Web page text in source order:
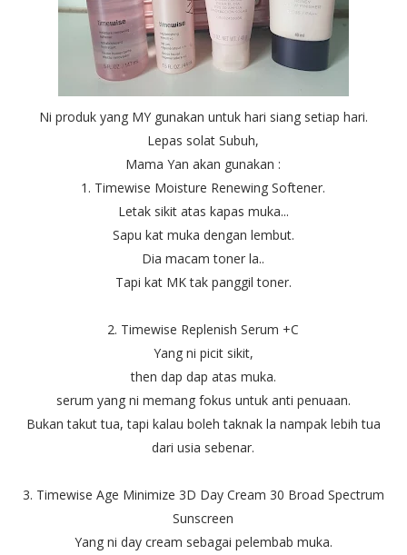
Ni produk yang MY gunakan untuk hari siang setiap hari.
Lepas solat Subuh,
Mama Yan akan gunakan :
1. Timewise Moisture Renewing Softener.
Letak sikit atas kapas muka...
Sapu kat muka dengan lembut.
Dia macam toner la..
Tapi kat MK tak panggil toner.
2. Timewise Replenish Serum +C
Yang ni picit sikit,
then dap dap atas muka.
serum yang ni memang fokus untuk anti penuaan.
Bukan takut tua, tapi kalau boleh taknak la nampak lebih tua
dari usia sebenar.
3. Timewise Age Minimize 3D Day Cream 30 Broad Spectrum
Sunscreen
Yang ni day cream sebagai pelembab muka.